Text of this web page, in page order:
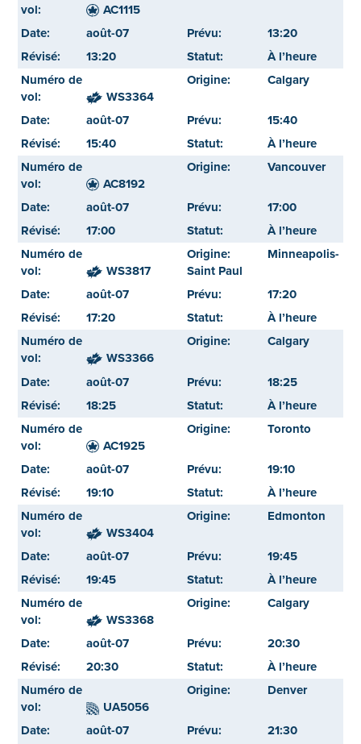
AC1115
août-07
13:20
13:20
À l’heure
WS3364
Calgary
août-07
15:40
15:40
À l’heure
AC8192
Vancouver
août-07
17:00
17:00
À l’heure
WS3817
Minneapolis-
Saint Paul
août-07
17:20
17:20
À l’heure
WS3366
Calgary
août-07
18:25
18:25
À l’heure
AC1925
Toronto
août-07
19:10
19:10
À l’heure
WS3404
Edmonton
août-07
19:45
19:45
À l’heure
WS3368
Calgary
août-07
20:30
20:30
À l’heure
UA5056
Denver
août-07
21:30